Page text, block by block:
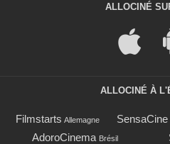
ALLOCINÉ
ALLOCINÉ À
Filmstarts Allemagne SensaCine
AdoroCinema Brésil